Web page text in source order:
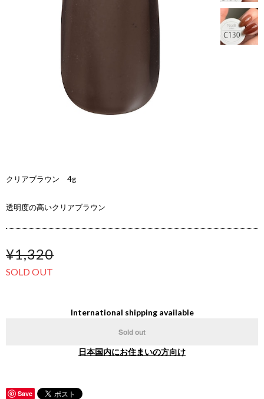
クリアブラウン 4g
透明度の高いクリアブラウン
¥1,320
SOLD OUT
International shipping available
Sold out
日本国内にお住まいの方向け
Save